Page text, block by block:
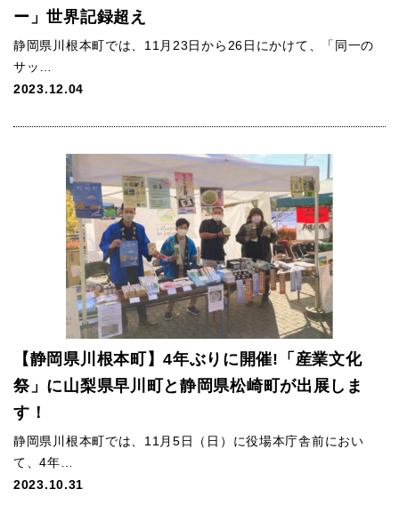
ー」世界記録超え
静岡県川根本町では、11月23日から26日にかけて、「同一の
サッ…
2023.12.04
【静岡県川根本町】4年ぶりに開催!「産業文化
祭」に山梨県早川町と静岡県松崎町が出展しま
す！
静岡県川根本町では、11月5日（日）に役場本庁舎前におい
て、4年…
2023.10.31